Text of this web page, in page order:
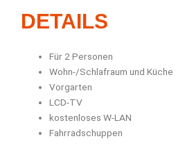
DETAILS
Für 2 Personen
Wohn-/Schlafraum und Küche
Vorgarten
LCD-TV
kostenloses W-LAN
Fahrradschuppen